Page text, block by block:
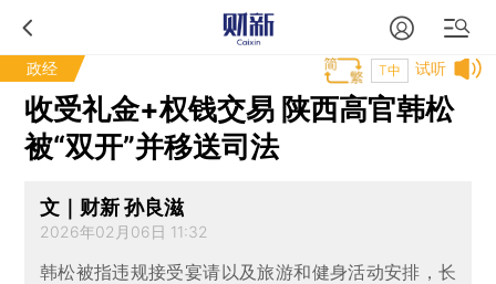
政经 试听
T中
收受礼金+权钱交易 陕西高官韩松
被“双开”并移送司法
文｜财新 孙良滋
2026年02月06日 11:32
韩松被指违规接受宴请以及旅游和健身活动安排，长